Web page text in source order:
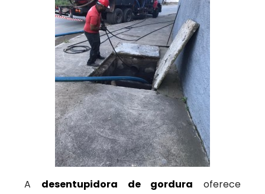
A desentupidora de gordura oferece